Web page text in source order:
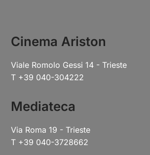
Cinema Ariston
Viale Romolo Gessi 14 - Trieste
T +39 040-304222
Mediateca
Via Roma 19 - Trieste
T +39 040-3728662